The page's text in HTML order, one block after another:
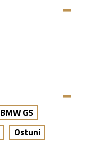
BMW GS
Ostuni